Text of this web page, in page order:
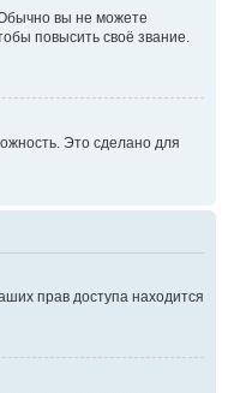
вы не можете
повысить своё звание.
Это сделано для
прав доступа находится